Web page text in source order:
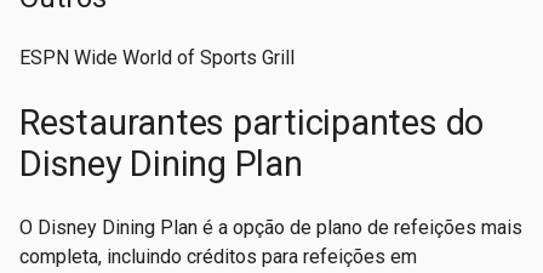
ESPN Wide World of Sports Grill
Restaurantes participantes do
Disney Dining Plan
O Disney Dining Plan é a opção de plano de refeições mais
completa, incluindo créditos para refeições em